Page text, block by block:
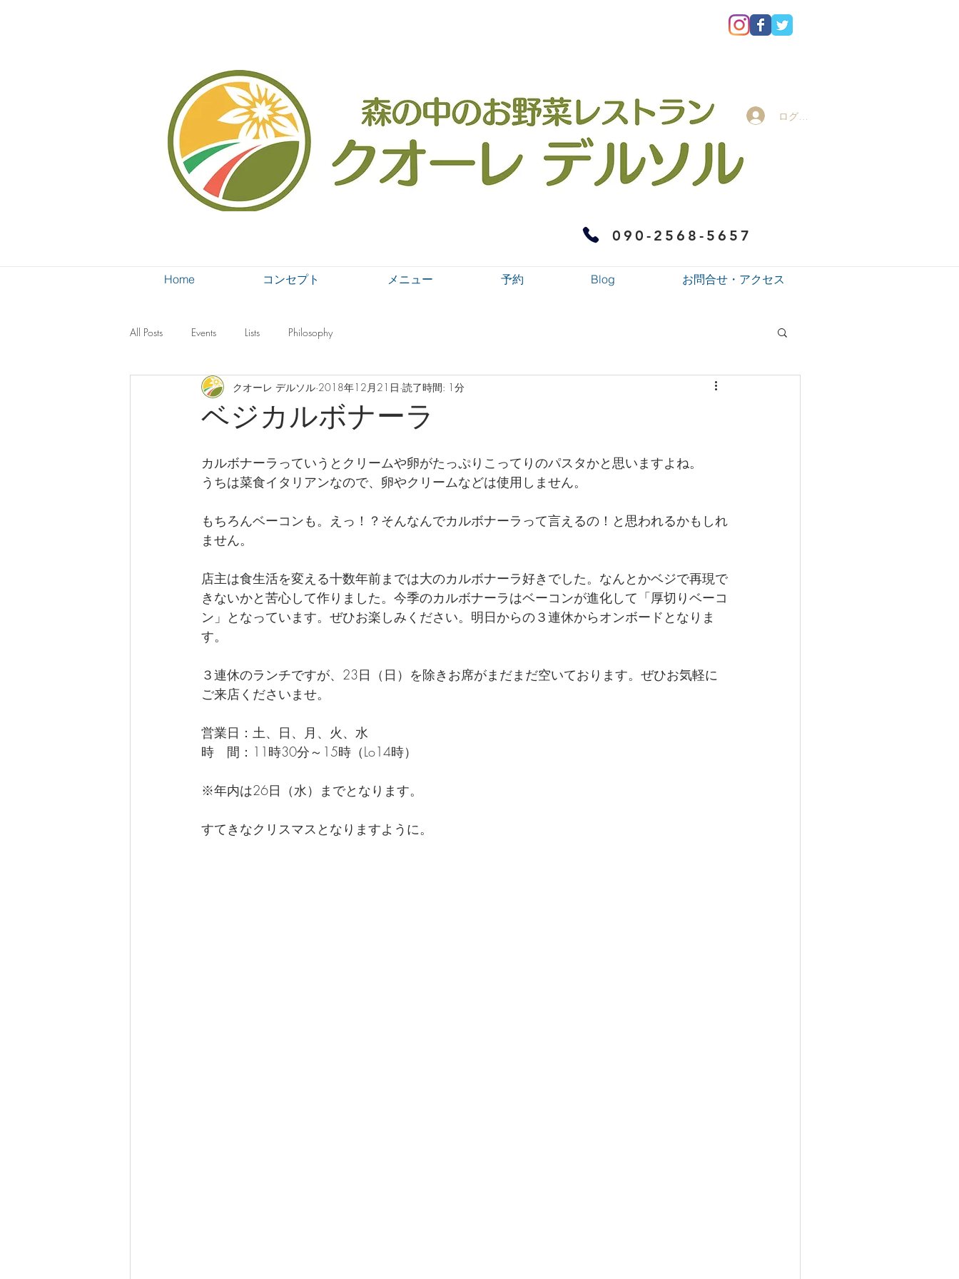
ログイン
090-2568-5657
Home コンセプト メニュー 予約 Blog お問合せ・アクセス
All Posts Events Lists Philosophy
ベジカルボナーラ
クオーレ デルソル 2018年12月21日 読了時間: 1分
カルボナーラっていうとクリームや卵がたっぷりこってりのパスタかと思いますよね。
うちは菜食イタリアンなので、卵やクリームなどは使用しません。
もちろんベーコンも。えっ！？そんなんでカルボナーラって言えるの！と思われるかもしれ
ません。
店主は食生活を変える十数年前までは大のカルボナーラ好きでした。なんとかベジで再現で
きないかと苦心して作りました。今季のカルボナーラはベーコンが進化して「厚切りベーコ
ン」となっています。ぜひお楽しみください。明日からの３連休からオンボードとなりま
す。
３連休のランチですが、23日（日）を除きお席がまだまだ空いております。ぜひお気軽に
ご来店くださいませ。
営業日：土、日、月、火、水
時　間：11時30分～15時（Lo14時）
※年内は26日（水）までとなります。
すてきなクリスマスとなりますように。